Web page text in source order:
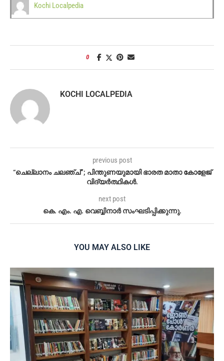
Kochi Localpedia
0
KOCHI LOCALPEDIA
previous post
“ചെല്ലാനം ചലഞ്ച്”; പിന്തുണയുമായി ഭാരത മാതാ കോളേജ്
വിദ്യർത്ഥികൾ.
next post
കെ. എം. എ. വെബ്ബിനാർ സംഘടിപ്പിക്കുന്നു.
YOU MAY ALSO LIKE